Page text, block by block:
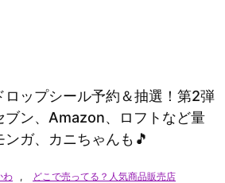
ロップシール予約＆抽選！第2弾
ブン、Amazon、ロフトなど量
ガ、カニちゃんも🎵
わ , どこで売ってる？人気商品販売店